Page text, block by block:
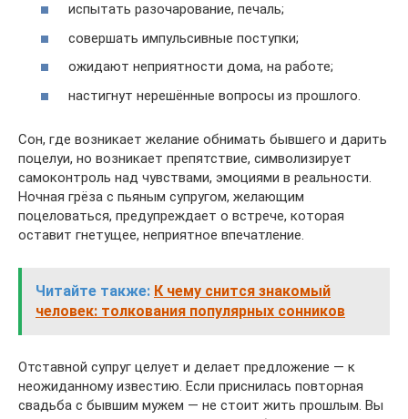
испытать разочарование, печаль;
совершать импульсивные поступки;
ожидают неприятности дома, на работе;
настигнут нерешённые вопросы из прошлого.
Сон, где возникает желание обнимать бывшего и дарить
поцелуи, но возникает препятствие, символизирует
самоконтроль над чувствами, эмоциями в реальности.
Ночная грёза с пьяным супругом, желающим
поцеловаться, предупреждает о встрече, которая
оставит гнетущее, неприятное впечатление.
Читайте также: К чему снится знакомый
человек: толкования популярных сонников
Отставной супруг целует и делает предложение — к
неожиданному известию. Если приснилась повторная
свадьба с бывшим мужем — не стоит жить прошлым. Вы